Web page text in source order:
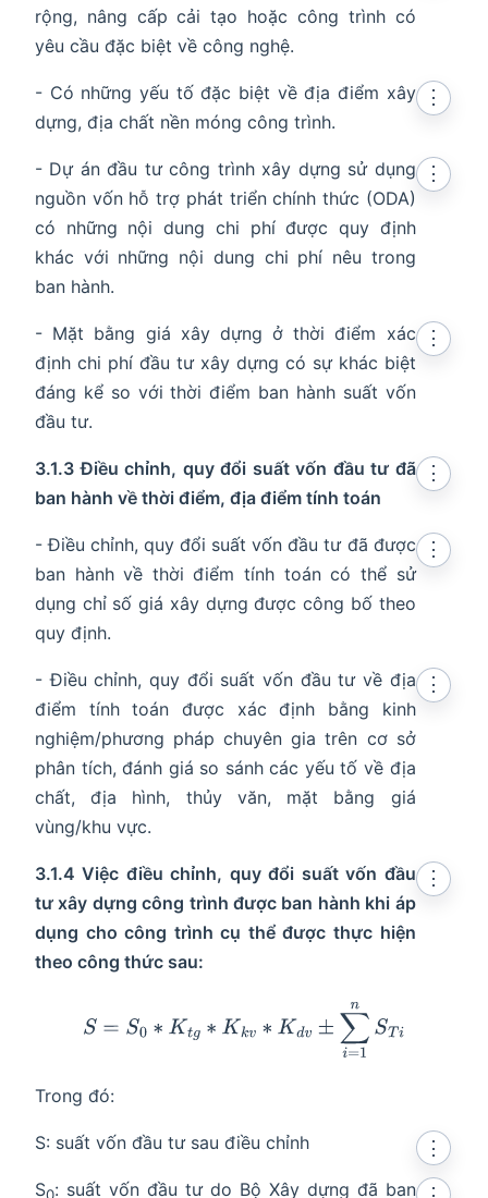
rộng, nâng cấp cải tạo hoặc công trình có
yêu cầu đặc biệt về công nghệ.
- Có những yếu tố đặc biệt về địa điểm xây
dựng, địa chất nền móng công trình.
⋮
- Dự án đầu tư công trình xây dựng sử dụng
nguồn vốn hỗ trợ phát triển chính thức (ODA)
có những nội dung chi phí được quy định
khác với những nội dung chi phí nêu trong
ban hành.
⋮
- Mặt bằng giá xây dựng ở thời điểm xác
định chi phí đầu tư xây dựng có sự khác biệt
đáng kể so với thời điểm ban hành suất vốn
đầu tư.
⋮
3.1.3 Điều chỉnh, quy đổi suất vốn đầu tư đã
ban hành về thời điểm, địa điểm tính toán
⋮
- Điều chỉnh, quy đổi suất vốn đầu tư đã được
ban hành về thời điểm tính toán có thể sử
dụng chỉ số giá xây dựng được công bố theo
quy định.
⋮
- Điều chỉnh, quy đổi suất vốn đầu tư về địa
điểm tính toán được xác định bằng kinh
nghiệm/phương pháp chuyên gia trên cơ sở
phân tích, đánh giá so sánh các yếu tố về địa
chất, địa hình, thủy văn, mặt bằng giá
vùng/khu vực.
⋮
3.1.4 Việc điều chỉnh, quy đổi suất vốn đầu
tư xây dựng công trình được ban hành khi áp
dụng cho công trình cụ thể được thực hiện
theo công thức sau:
⋮
STi
Trong đó:
S: suất vốn đầu tư sau điều chỉnh
⋮
S : suất vốn đầu tư do Bộ Xây dựng đã ban